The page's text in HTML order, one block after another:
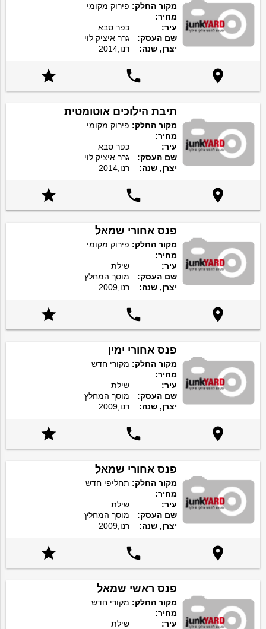
מקור החלק: פירוק מקומי
מחיר:
עיר:
כפר סבא
שם העסק:
גרר איציק לוי
יצרן, שנה:
רנו,2014



תיבת הילוכים אוטומטית
מקור החלק: פירוק מקומי
מחיר:
עיר:
כפר סבא
שם העסק:
גרר איציק לוי
יצרן, שנה:
רנו,2014



פנס אחורי שמאל
מקור החלק: פירוק מקומי
מחיר:
עיר:
שילת
שם העסק:
מוסך המחלץ
יצרן, שנה:
רנו,2009



פנס אחורי ימין
מקור החלק: מקורי חדש
מחיר:
עיר:
שילת
שם העסק:
מוסך המחלץ
יצרן, שנה:
רנו,2009



פנס אחורי שמאל
מקור החלק: תחליפי חדש
מחיר:
עיר:
שילת
שם העסק:
מוסך המחלץ
יצרן, שנה:
רנו,2009



פנס ראשי שמאל
מקור החלק: מקורי חדש
מחיר:
עיר:
שילת